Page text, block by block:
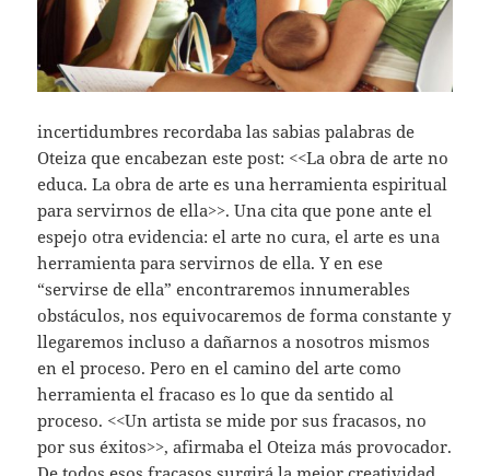
incertidumbres recordaba las sabias palabras de
Oteiza que encabezan este post: <<La obra de arte no
educa. La obra de arte es una herramienta espiritual
para servirnos de ella>>. Una cita que pone ante el
espejo otra evidencia: el arte no cura, el arte es una
herramienta para servirnos de ella. Y en ese
“servirse de ella” encontraremos innumerables
obstáculos, nos equivocaremos de forma constante y
llegaremos incluso a dañarnos a nosotros mismos
en el proceso. Pero en el camino del arte como
herramienta el fracaso es lo que da sentido al
proceso. <<Un artista se mide por sus fracasos, no
por sus éxitos>>, afirmaba el Oteiza más provocador.